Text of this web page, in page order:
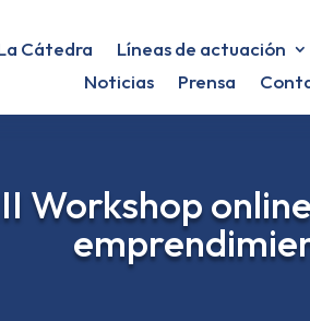
Cátedra Líneas de actuación
Noticias
Prensa
Workshop